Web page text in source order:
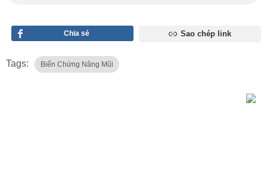
Chia sẻ Sao chép link
Tags: Biến Chứng Nâng Mũi